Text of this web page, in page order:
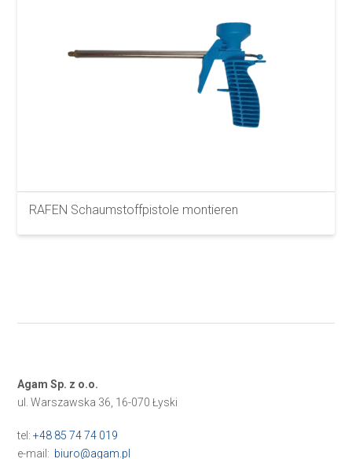
RAFEN Schaumstoffpistole montieren
Agam Sp. z o.o.
ul. Warszawska 36, 16-070 Łyski
tel:+48 85 74 74 019
e-mail: biuro@agam.pl